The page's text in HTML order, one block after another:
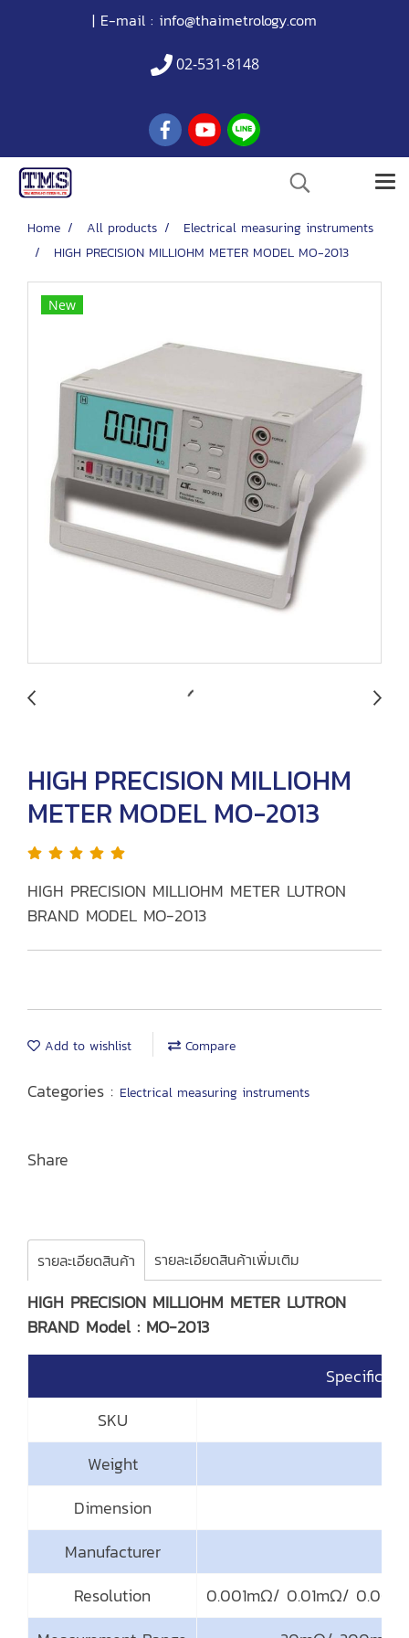
| E-mail : info@thaimetrology.com
02-531-8148
Home All products
Electrical measuring instruments
HIGH PRECISION MILLIOHM METER MODEL MO-2013
New
HIGH PRECISION MILLIOHM
METER MODEL MO-2013
HIGH PRECISION MILLIOHM METER LUTRON
BRAND MODEL MO-2013
Add to wishlist Compare
Categories : Electrical measuring instruments
Share
รายละเอียดสินค้า รายละเอียดสินค้าเพิ่มเติม
HIGH PRECISION MILLIOHM METER LUTRON
BRAND Model : MO-2013
SKU
Weight
Dimension
Manufacturer
Resolution
0.001mΩ/ 0.01mΩ/